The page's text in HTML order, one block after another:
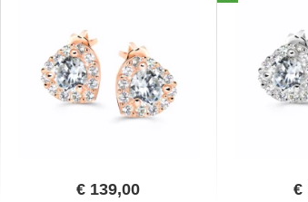
€ 139,00 €